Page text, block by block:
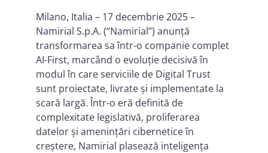
Milano, Italia – 17 decembrie 2025 –
Namirial S.p.A. (“Namirial”) anunță
transformarea sa într-o companie complet
AI-First, marcând o evoluție decisivă în
modul în care serviciile de Digital Trust
sunt proiectate, livrate și implementate la
scară largă. Într-o eră definită de
complexitate legislativă, proliferarea
datelor și amenințări cibernetice în
creștere, Namirial plasează inteligența